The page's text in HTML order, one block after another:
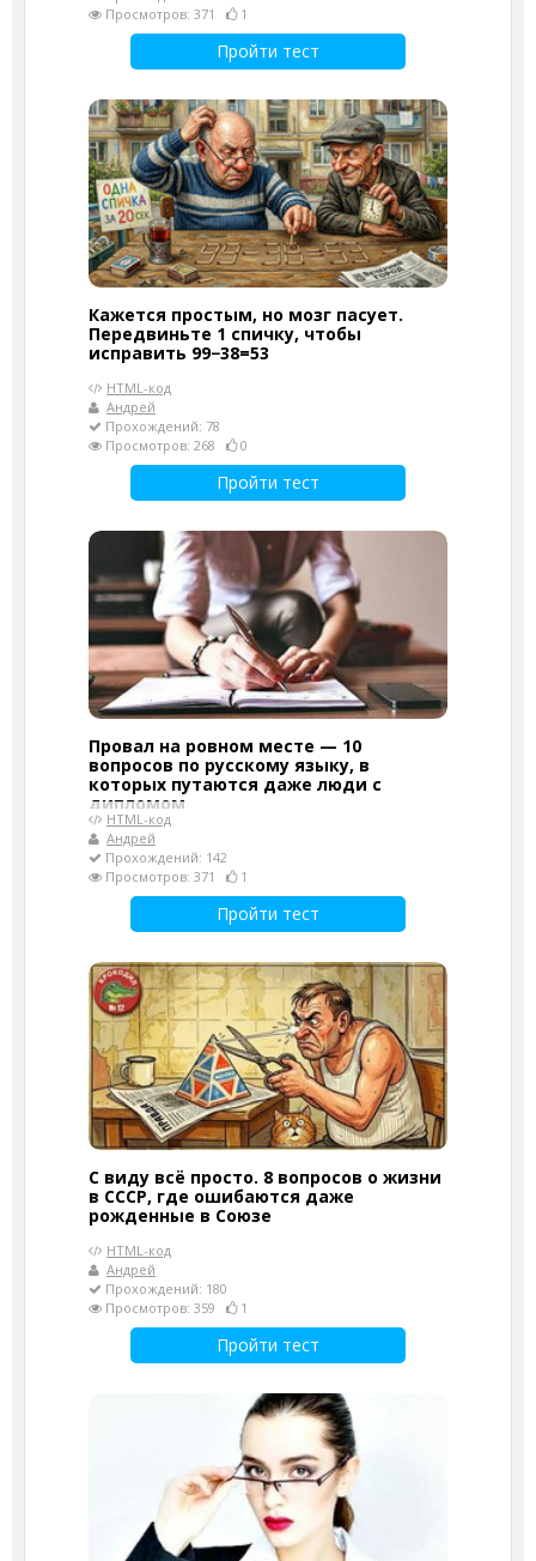
Просмотров: 371
1
Пройти тест
Кажется простым, но мозг пасует.
Передвиньте 1 спичку, чтобы
исправить 99−38=53
HTML-код
Андрей
Прохождений: 78
Просмотров: 268
0
Пройти тест
Провал на ровном месте — 10
вопросов по русскому языку, в
которых путаются даже люди с
дипломом
HTML-код
Андрей
Прохождений: 142
Просмотров: 371
1
Пройти тест
С виду всё просто. 8 вопросов о жизни
в СССР, где ошибаются даже
рожденные в Союзе
HTML-код
Андрей
Прохождений: 180
Просмотров: 359
1
Пройти тест